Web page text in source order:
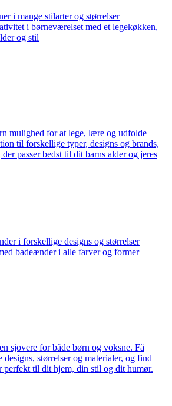
i mange stilarter og størrelser
i børneværelset med et legekøkken,
og stil
mulighed for at lege, lære og udfolde
til forskellige typer, designs og brands,
passer bedst til dit barns alder og jeres
i forskellige designs og størrelser
badeænder i alle farver og former
sjovere for både børn og voksne. Få
størrelser og materialer, og find
perfekt til dit hjem, din stil og dit humør.